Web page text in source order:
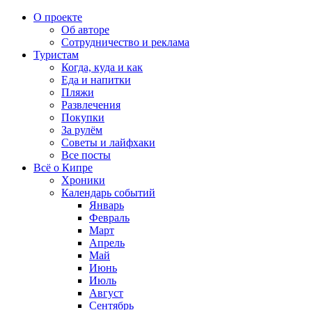
О проекте
Об авторе
Сотрудничество и реклама
Туристам
Когда, куда и как
Еда и напитки
Пляжи
Развлечения
Покупки
За рулём
Советы и лайфхаки
Все посты
Всё о Кипре
Хроники
Календарь событий
Январь
Февраль
Март
Апрель
Май
Июнь
Июль
Август
Сентябрь